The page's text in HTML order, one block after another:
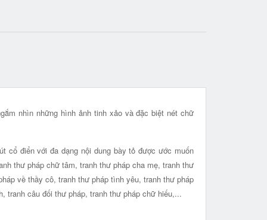
nhìn những hình ảnh tinh xảo và đặc biệt nét chữ
cổ điển với đa dạng nội dung bày tỏ được ước muốn
thư pháp chữ tâm, tranh thư pháp cha mẹ, tranh thư
về thầy cô, tranh thư pháp tình yêu, tranh thư pháp
tranh câu đối thư pháp, tranh thư pháp chữ hiếu,...